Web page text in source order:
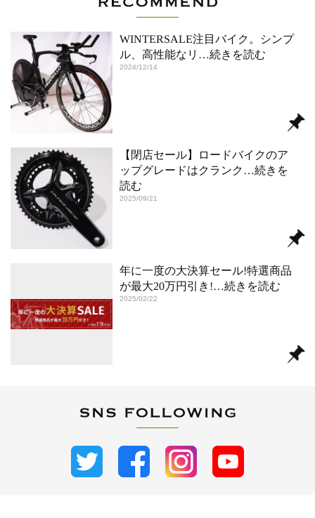
WINTERSALE注目バイク。シンプ
ル、高性能なリ …続きを読む
2024/12/14
【閉店セール】ロードバイクのア
ップグレードはクランク …続きを
読む
2025/09/21
年に一度の大決算セール!特選商品
が最大20万円引き!…続きを読む
2025/02/22